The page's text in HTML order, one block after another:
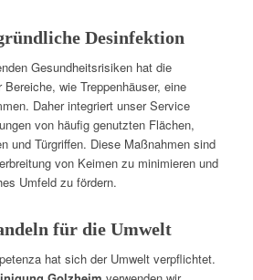
Desinfektion
Gesundheitsrisiken hat die
wie Treppenhäuser, eine
Daher integriert unser Service
von häufig genutzten Flächen,
und Türgriffen. Diese Maßnahmen sind
von Keimen zu minimieren und
Umfeld zu fördern.
für die Umwelt
hat sich der Umwelt verpflichtet.